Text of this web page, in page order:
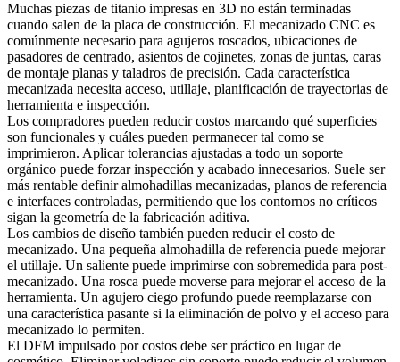
Muchas piezas de titanio impresas en 3D no están terminadas
cuando salen de la placa de construcción. El mecanizado CNC es
comúnmente necesario para agujeros roscados, ubicaciones de
pasadores de centrado, asientos de cojinetes, zonas de juntas, caras
de montaje planas y taladros de precisión. Cada característica
mecanizada necesita acceso, utillaje, planificación de trayectorias de
herramienta e inspección.
Los compradores pueden reducir costos marcando qué superficies
son funcionales y cuáles pueden permanecer tal como se
imprimieron. Aplicar tolerancias ajustadas a todo un soporte
orgánico puede forzar inspección y acabado innecesarios. Suele ser
más rentable definir almohadillas mecanizadas, planos de referencia
e interfaces controladas, permitiendo que los contornos no críticos
sigan la geometría de la fabricación aditiva.
Los cambios de diseño también pueden reducir el costo de
mecanizado. Una pequeña almohadilla de referencia puede mejorar
el utillaje. Un saliente puede imprimirse con sobremedida para post-
mecanizado. Una rosca puede moverse para mejorar el acceso de la
herramienta. Un agujero ciego profundo puede reemplazarse con
una característica pasante si la eliminación de polvo y el acceso para
mecanizado lo permiten.
El DFM impulsado por costos debe ser práctico en lugar de